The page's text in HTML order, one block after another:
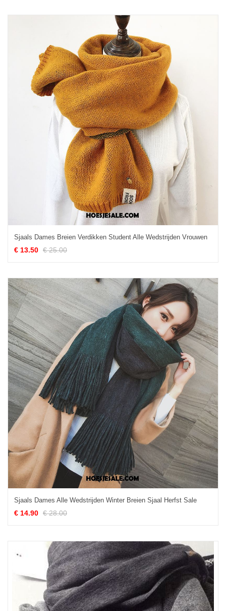
Sjaals Dames Breien Verdikken Student Alle Wedstrijden Vrouwen
€ 13.50 € 25.00
Sjaals Dames Alle Wedstrijden Winter Breien Sjaal Herfst Sale
€ 14.90 € 28.00